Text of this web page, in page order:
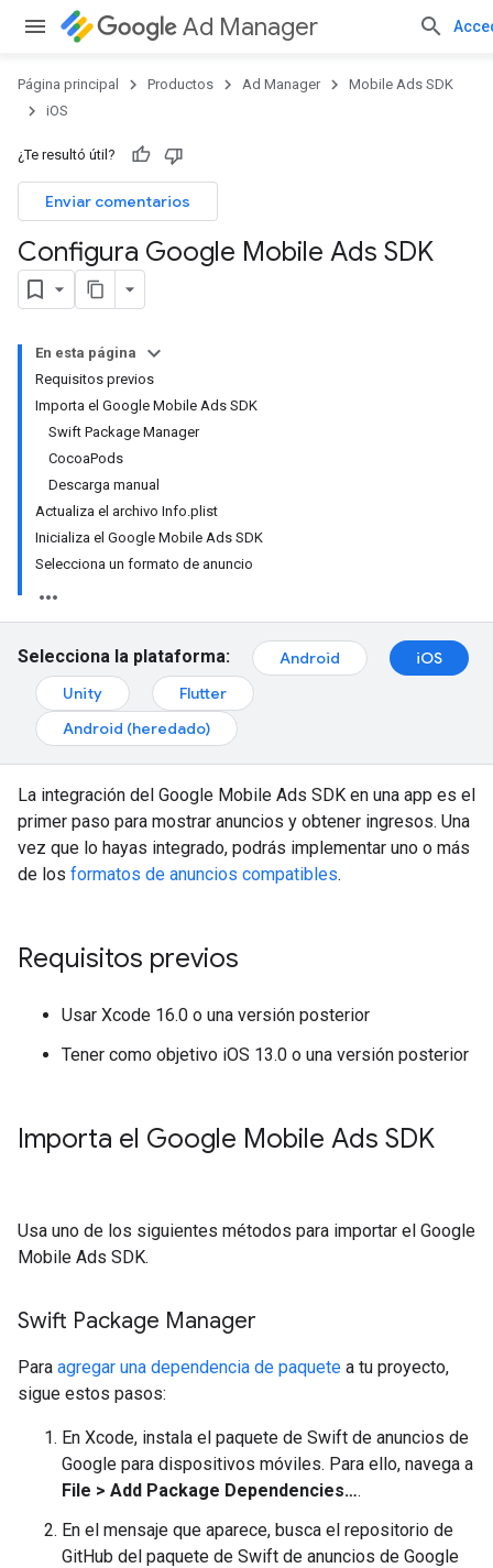
Ad Manager
Página principal Productos Ad Manager
Mobile Ads SDK
iOS
¿Te resultó útil?
Enviar comentarios
Configura Google Mobile Ads SDK
En esta página
Requisitos previos
Importa el Google Mobile Ads SDK
Swift Package Manager
CocoaPods
Descarga manual
Actualiza el archivo Info.plist
Inicializa el Google Mobile Ads SDK
Selecciona un formato de anuncio
Selecciona la plataforma: Android
iOS
Unity
Flutter
Android (heredado)
La integración del Google Mobile Ads SDK en una app es el
primer paso para mostrar anuncios y obtener ingresos. Una
vez que lo hayas integrado, podrás implementar uno o más
de los formatos de anuncios compatibles.
Requisitos previos
Usar Xcode 16.0 o una versión posterior
Tener como objetivo iOS 13.0 o una versión posterior
Importa el Google Mobile Ads SDK
Usa uno de los siguientes métodos para importar el Google
Mobile Ads SDK.
Swift Package Manager
Para agregar una dependencia de paquete a tu proyecto,
sigue estos pasos:
En Xcode, instala el paquete de Swift de anuncios de
Google para dispositivos móviles. Para ello, navega a
File > Add Package Dependencies….
En el mensaje que aparece, busca el repositorio de
GitHub del paquete de Swift de anuncios de Google